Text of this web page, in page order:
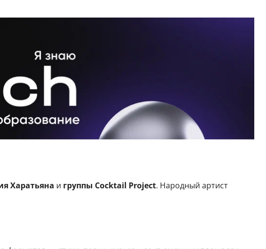
Харатьяна и группы Cocktail Рroject. Народный артист